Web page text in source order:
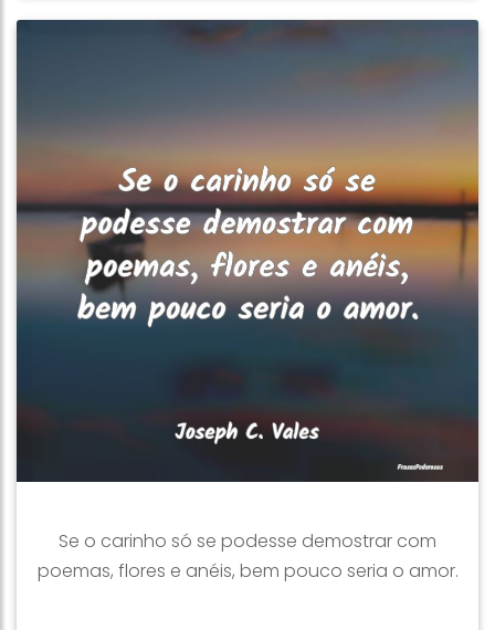
Se o carinho só se podesse demostrar com
poemas, flores e anéis, bem pouco seria o amor.